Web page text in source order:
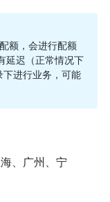
额，会进行配额
延迟（正常情况下
进行业务，可能
、广州、宁